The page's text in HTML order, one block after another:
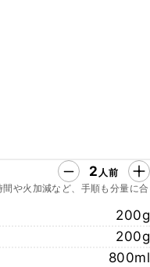
2 人前
や火加減など、手順も分量に合
200g
200g
800ml